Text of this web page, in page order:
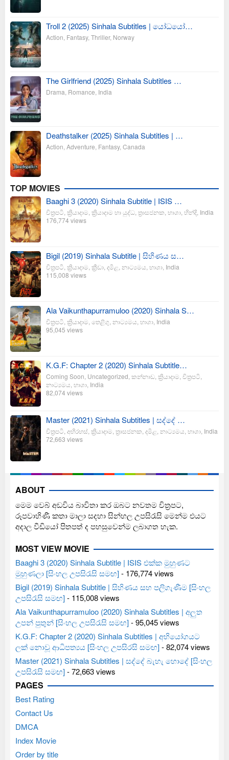
Troll 2 (2025) Sinhala Subtitles | යෝධයෝ…
Action Fantasy, Thriller, Norway
The Girlfriend (2025) Sinhala Subtitles …
Drama Romance India
Deathstalker (2025) Sinhala Subtitles | …
Action Adventure Fantasy, Canada
TOP MOVIES
Baaghi 3 (2020) Sinhala Subtitle | ISIS …
චිත්‍රපටි ක්‍රියාදාම ක්‍රියාදාම හා යුද්ධ ත්‍රාසජනක භාශා හින්දි India
176,774 views
Bigil (2019) Sinhala Subtitle | සිහිණය ස…
චිත්‍රපටි ක්‍රියාදාම ක්‍රීඩා දමිළ නාට්‍යමය භාශා India
115,008 views
Ala Vaikunthapurramuloo (2020) Sinhala S…
චිත්‍රපටි ක්‍රියාදාම තෙළිගු නාට්‍යමය භාශා India
95,045 views
K.G.F: Chapter 2 (2020) Sinhala Subtitle…
Coming Soon Uncategorized කන්නාඩ ක්‍රියාදාම චිත්‍රපටි
නාට්‍යමය භාශා India
82,074 views
Master (2021) Sinhala Subtitles | සද්දේ …
චිත්‍රපටි අභිරහස් ක්‍රියාදාම ත්‍රාසජනක දමිළ නාට්‍යමය භාශා India
72,663 views
ABOUT
මෙම වෙබ් අඩවිය බාවිතා කර ඔබට නවතම චිත්‍රපට,
රූපවාහිණී කතා මාලා සදහා සින්හල උපසිරැසි මෙන්ම එයට
අදාල වීඩියෝ පිතපත් ද පහසුවෙන්ම ලබාගත හැක.
MOST VIEW MOVIE
Baaghi 3 (2020) Sinhala Subtitle | ISIS එක්ක මුහුණට
මුහුණලා [සිංහල උපසිරැසි සමඟ]- 176,774 views
Bigil (2019) Sinhala Subtitle | සිහිණය සහ පලිගැණීම [සිංහල
උපසිරැසි සමඟ]- 115,008 views
Ala Vaikunthapurramuloo (2020) Sinhala Subtitles | අලුත
උපන් පුතුන් [සිංහල උපසිරැසි සමඟ]- 95,045 views
K.G.F: Chapter 2 (2020) Sinhala Subtitles | අභියෝගයට
ලක් නොවූ ආධිපත්‍යය [සිංහල උපසිරසි සමඟ]- 82,074 views
Master (2021) Sinhala Subtitles | සද්දේ බැහැ හොදේ [සිංහල
උපසිරැසි සමඟ]- 72,663 views
PAGES
Best Rating
Contact Us
DMCA
Index Movie
Order by title